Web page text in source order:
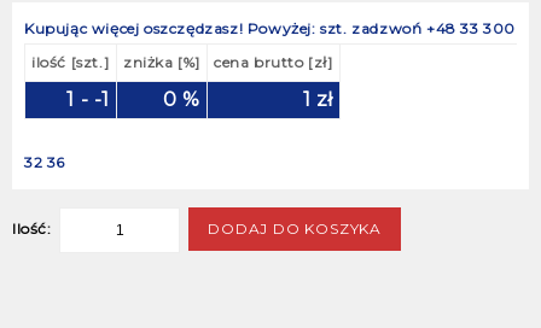
Kupując więcej oszczędzasz!
ilość [szt.]
zniżka [%] cena brutto [zł]
1 - -1 0 % 1 zł
Powyżej: szt. zadzwoń +48 33 300
32 36
Ilość: DODAJ DO KOSZYKA